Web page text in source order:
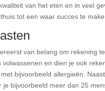
van het eten en in veel
tot een waar succes te
van belang om rekening
volwassenen en dien je ook
bijvoorbeeld allergieën.
je bijvoorbeeld meer dan 25